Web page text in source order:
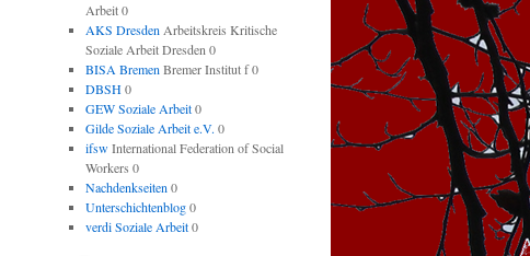
Arbeit 0
AKS Dresden Arbeitskreis Kritische
Soziale Arbeit Dresden 0
BISA Bremen Bremer Institut f 0
DBSH0
GEW Soziale Arbeit0
Gilde Soziale Arbeit e.V. 0
ifswInternational Federation of Social
Workers 0
Nachdenkseiten 0
Unterschichtenblog0
verdi Soziale Arbeit0